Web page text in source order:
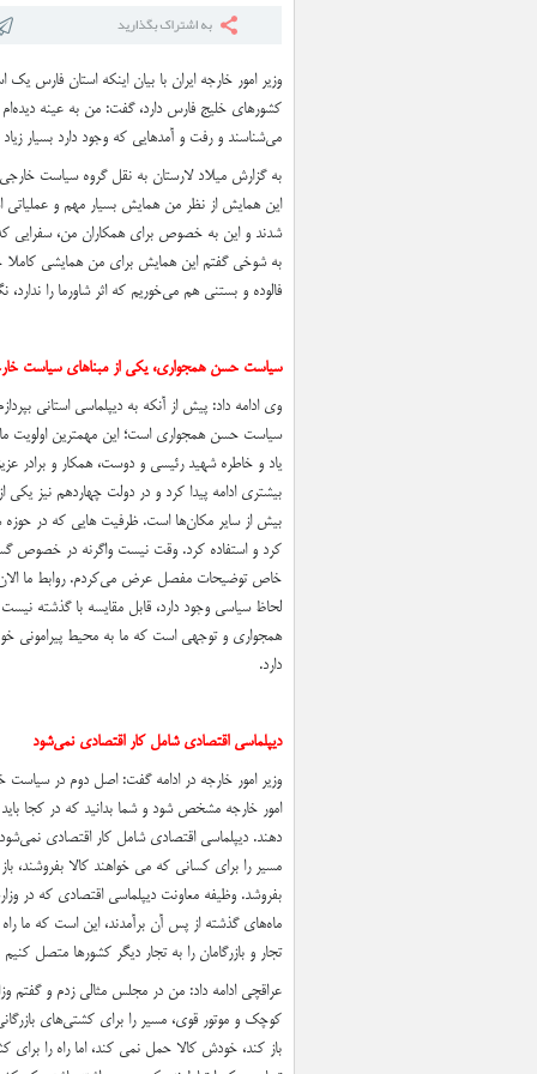
وزیر امور خارجه ایران با بیان اینکه استان فارس
کشورهای خلیج فارس دارد، گفت: من به عینه دیده‌ام
می‌شناسند و رفت و آمدهایی که وجود دارد بسیار
به گزارش میلاد لارستان به نقل گروه سیاست خارجی
این همایش از نظر من همایش بسیار مهم و
شدند و این به خصوص برای همکاران من، سفرایی که
به شوخی گفتم این همایش برای من همایشی کاملا
فالوده و بستنی هم می‌خوریم که اثر شاورما را
سیاست حسن همجواری، یکی از مبناهای سیاست
وی ادامه داد: پیش از آنکه به دیپلماسی استانی
سیاست حسن همجواری است؛ این مهمترین اولویت
یاد و خاطره شهید رئیسی و دوست، همکار و برادر
بیشتری ادامه پیدا کرد و در دولت چهاردهم نیز
بیش از سایر مکان‌ها است. ظرفیت هایی که در حوزه
کرد و استفاده کرد. وقت نیست واگرنه در خصوص
خاص توضیحات مفصل عرض می‌کردم. روابط ما الان
لحاظ سیاسی وجود دارد، قابل مقایسه با گذشته
همجواری و توجهی است که ما به محیط پیرامونی
دارد.
دیپلماسی اقتصادی شامل کار اقتصادی نمی‌شود
وزیر امور خارجه در ادامه گفت: اصل دوم در
امور خارجه مشخص شود و شما بدانید که در کجا باید
دهند. دیپلماسی اقتصادی شامل کار اقتصادی
مسیر را برای کسانی که می خواهند کالا بفروشند،
بفروشد. وظیفه معاونت دیپلماسی اقتصادی که در
ماه‌های گذشته از پس آن برآمدند، این است که ما
تجار و بازرگامان را به تجار دیگر کشورها متصل کنیم
عراقچی ادامه داد: من در مجلس مثالی زدم و
کوچک و موتور قوی، مسیر را برای کشتی‌های
باز کند، خودش کالا حمل نمی کند، اما راه را